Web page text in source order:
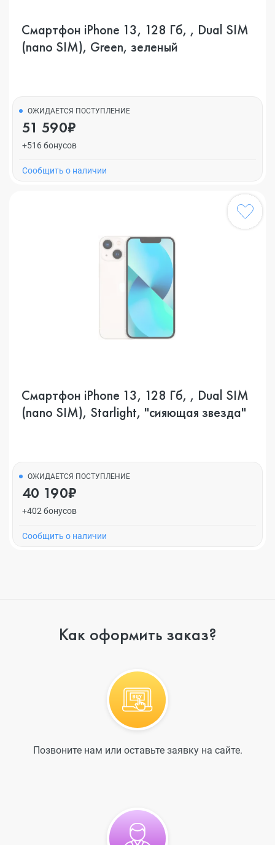
Смартфон iPhone 13, 128 Гб, , Dual SIM
(nano SIM), Green, зеленый
ОЖИДАЕТСЯ ПОСТУПЛЕНИЕ
51 590₽
+516 бонусов
Cообщить о наличии
Смартфон iPhone 13, 128 Гб, , Dual SIM
(nano SIM), Starlight, "сияющая звезда"
ОЖИДАЕТСЯ ПОСТУПЛЕНИЕ
40 190₽
+402 бонусов
Cообщить о наличии
Как оформить заказ?
Позвоните нам или оставьте заявку на сайте.